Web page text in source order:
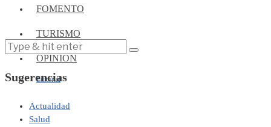
FOMENTO
TURISMO
OPINIÓN
Editorial
Sugerencias
Actualidad
Salud